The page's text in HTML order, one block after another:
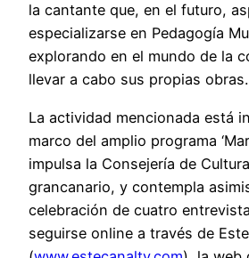
la cantante que, en el futuro,
especializarse en Pedagogía
explorando en el mundo de la
llevar a cabo sus propias obras.
La actividad mencionada está
marco del amplio programa
impulsa la Consejería de
grancanario, y contempla
celebración de cuatro
seguirse online a través de